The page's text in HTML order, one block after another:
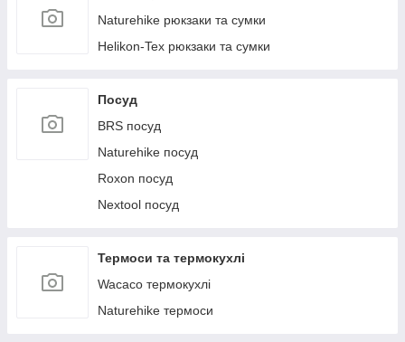
Naturehike рюкзаки та сумки
Helikon-Tex рюкзаки та сумки
Посуд
BRS посуд
Naturehike посуд
Roxon посуд
Nextool посуд
Термоси та термокухлі
Wacaco термокухлі
Naturehike термоси